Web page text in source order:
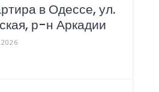
в Одессе, ул.
р-н Аркадии